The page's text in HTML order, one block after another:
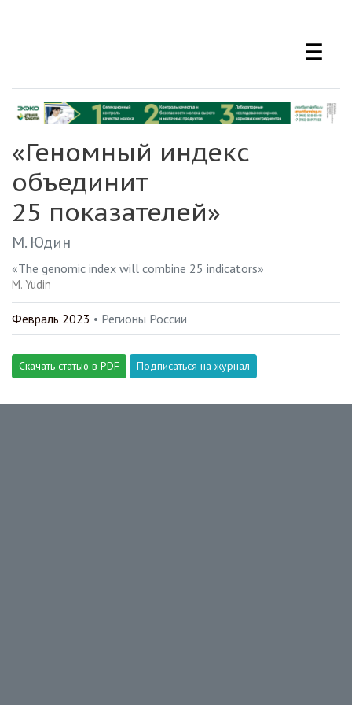
☰
«Геномный индекс
объединит
25 показателей»
М. Юдин
«The genomic index will combine 25 indicators»
M. Yudin
Февраль 2023 • Регионы России
Скачать статью в PDF Подписаться на журнал